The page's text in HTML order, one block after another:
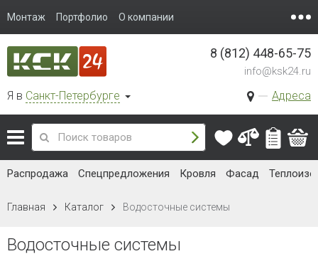
Монтаж Портфолио О компании
Я в Санкт-Петербурге Адреса
8 (812) 448-65-75
info@ksk24.ru
Распродажа Спецпредложения Кровля Фасад
Главная Каталог Водосточные системы
Водосточные системы